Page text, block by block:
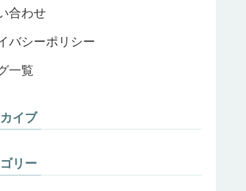
合わせ
バシーポリシー
一覧
イブ
リー